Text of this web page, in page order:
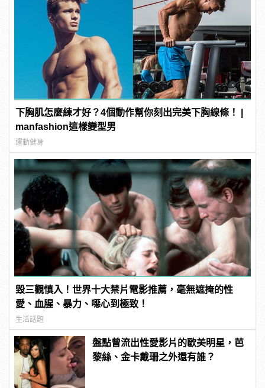
下胸肌怎麼練才好？4個動作幫你刻出完美下胸線條！ |
manfashion這樣變型男
運動健身
毀三觀慎入！世界十大禁片電影推薦，毫無遮掩的性
愛、血腥、暴力、噁心到極致！
生活話題
盤點曾流出性愛影片的歐美明星，芭
黎絲、金卡戴珊之外還有誰？